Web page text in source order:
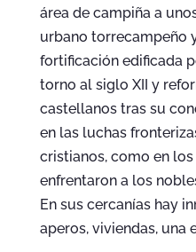
área de campiña a
urbano torrecampeño
fortificación edificada
torno al siglo XII y
castellanos tras su
en las luchas
cristianos, como en
enfrentaron a los
En sus cercanías hay
aperos, viviendas, una